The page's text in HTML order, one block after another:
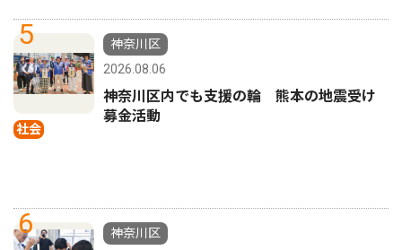
5
社会
神奈川区
2026.08.06
神奈川区内でも支援の輪 熊本の地震受け
募金活動
6
神奈川区